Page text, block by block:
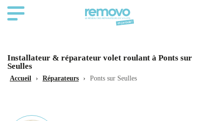
Installateur & réparateur volet roulant à Ponts sur
Seulles
Accueil › Réparateurs › Ponts sur Seulles